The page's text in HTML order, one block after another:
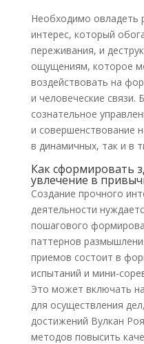
Необходимо овладеть
интерес, который
переживания, и
ощущениям, которое
воздействовать на
и человеческие связи.
сознательное
и совершенствование
в динамичных, так и в
Как сформировать
увлечение в
Создание прочного
деятельности
пошагового
паттернов
приемов состоит в
испытаний и мини-
Это может включать
для осуществления
достижений Вулкан
методов повысить